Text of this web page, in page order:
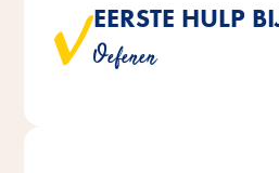
EERSTE HULP
Oefenen
Perlen zijn ideaal in gebruik